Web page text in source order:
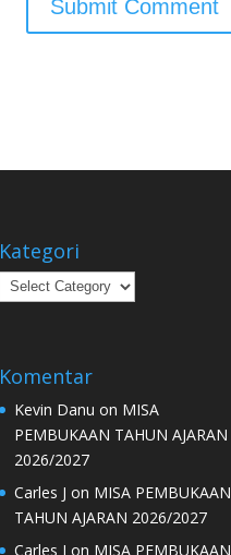
Kategori
Kategori
Komentar
Kevin Danu on MISA
PEMBUKAAN TAHUN AJARAN
2026/2027
Carles J on MISA PEMBUKAAN
TAHUN AJARAN 2026/2027
Carles J on MISA PEMBUKAAN